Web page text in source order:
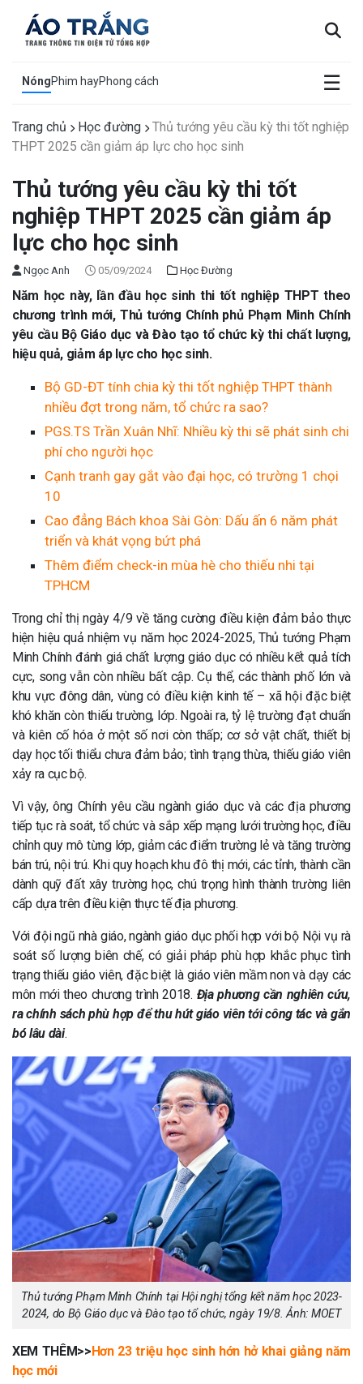
NóngPhim hayPhong cách ☰
×
Trang chủ Học đường
Thủ tướng yêu cầu kỳ thi tốt nghiệp
THPT 2025 cần giảm áp lực cho học sinh
Thủ tướng yêu cầu kỳ thi tốt
nghiệp THPT 2025 cần giảm áp
lực cho học sinh
Ngọc Anh 05/09/2024 Học Đường
Năm học này, lần đầu học sinh thi tốt nghiệp THPT theo
chương trình mới, Thủ tướng Chính phủ Phạm Minh Chính
yêu cầu Bộ Giáo dục và Đào tạo tổ chức kỳ thi chất lượng,
hiệu quả, giảm áp lực cho học sinh.
Bộ GD-ĐT tính chia kỳ thi tốt nghiệp THPT thành
nhiều đợt trong năm, tổ chức ra sao?
PGS.TS Trần Xuân Nhĩ: Nhiều kỳ thi sẽ phát sinh chi
phí cho người học
Cạnh tranh gay gắt vào đại học, có trường 1 chọi
10
Cao đẳng Bách khoa Sài Gòn: Dấu ấn 6 năm phát
triển và khát vọng bứt phá
Thêm điểm check-in mùa hè cho thiếu nhi tại
TPHCM
Trong chỉ thị ngày 4/9 về tăng cường điều kiện đảm bảo thực
hiện hiệu quả nhiệm vụ năm học 2024-2025, Thủ tướng Phạm
Minh Chính đánh giá chất lượng giáo dục có nhiều kết quả tích
cực, song vẫn còn nhiều bất cập. Cụ thể, các thành phố lớn và
khu vực đông dân, vùng có điều kiện kinh tế – xã hội đặc biệt
khó khăn còn thiếu trường, lớp. Ngoài ra, tỷ lệ trường đạt chuẩn
và kiên cố hóa ở một số nơi còn thấp; cơ sở vật chất, thiết bị
dạy học tối thiểu chưa đảm bảo; tình trạng thừa, thiếu giáo viên
xảy ra cục bộ.
Vì vậy, ông Chính yêu cầu ngành giáo dục và các địa phương
tiếp tục rà soát, tổ chức và sắp xếp mạng lưới trường học, điều
chỉnh quy mô từng lớp, giảm các điểm trường lẻ và tăng trường
bán trú, nội trú. Khi quy hoạch khu đô thị mới, các tỉnh, thành cần
dành quỹ đất xây trường học, chú trọng hình thành trường liên
cấp dựa trên điều kiện thực tế địa phương.
Với đội ngũ nhà giáo, ngành giáo dục phối hợp với bộ Nội vụ rà
soát số lượng biên chế, có giải pháp phù hợp khắc phục tình
trạng thiếu giáo viên, đặc biệt là giáo viên mầm non và dạy các
môn mới theo chương trình 2018. Địa phương cần nghiên cứu,
ra chính sách phù hợp để thu hút giáo viên tới công tác và gắn
bó lâu dài.
Thủ tướng Phạm Minh Chính tại Hội nghị tổng kết năm học 2023-
2024, do Bộ Giáo dục và Đào tạo tổ chức, ngày 19/8. Ảnh: MOET
XEM THÊM>> Hơn 23 triệu học sinh hớn hở khai giảng năm
học mới